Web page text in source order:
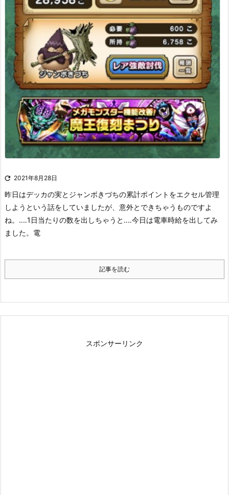
 2021年8月28日
昨日はデッカの実とジャンボきづちの累計ポイントをエクセル管理
しようという話をしていましたが、意外とできちゃうものですよ
ね。‥‥1日当たりの数を出しちゃうと‥‥今日は電車時給を出してみ
ました。 電
記事を読む
スポンサーリンク